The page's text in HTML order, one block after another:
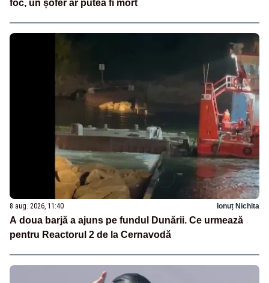
foc, un șofer ar putea fi mort
8 aug. 2026, 11:40 Ionuț Nichita
A doua barjă a ajuns pe fundul Dunării. Ce urmează
pentru Reactorul 2 de la Cernavodă